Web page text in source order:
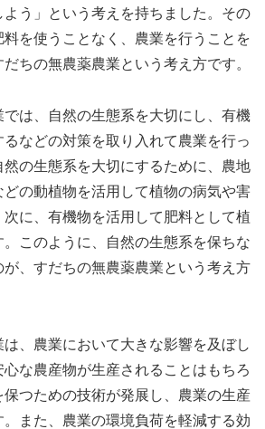
う」という考えを持ちました。その
を使うことなく、農業を行うことを
ちの無農薬農業という考え方です。
は、自然の生態系を大切にし、有機
などの対策を取り入れて農業を行っ
の生態系を大切にするために、農地
どの動植物を活用して植物の病気や害
に、有機物を活用して肥料として植
このように、自然の生態系を保ちな
、すだちの無農薬農業という考え方
、農業において大きな影響を及ぼし
な農産物が生産されることはもちろ
つための技術が発展し、農業の生産
また、農業の環境負荷を軽減する効